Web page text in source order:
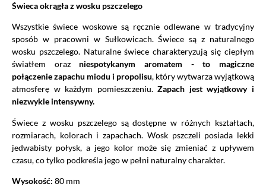
Świeca okrągła z wosku pszczelego
Wszystkie świece woskowe są ręcznie odlewane w tradycyjny
sposób w pracowni w Sułkowicach. Świece są z naturalnego
wosku pszczelego. Naturalne świece charakteryzują się ciepłym
światłem orazniespotykanym aromatem - to magiczne
połączenie zapachu miodu i propolisu, który wytwarza wyjątkową
atmosferę w każdym pomieszczeniu.Zapach jest wyjątkowy i
niezwykle intensywny.
Świece z wosku pszczelego są dostępne w różnych kształtach,
rozmiarach, kolorach i zapachach. Wosk pszczeli posiada lekki
jedwabisty połysk, a jego kolor może się zmieniać z upływem
czasu, co tylko podkreśla jego w pełni naturalny charakter.
Wysokość: 80 mm